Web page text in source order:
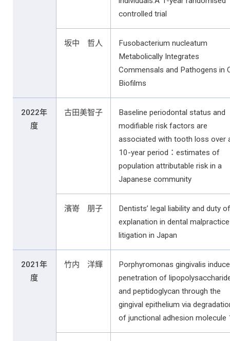
controlled trial
坂中 哲人
Fusobacterium nucleatum
Metabolically Integrates
Commensals and Pathogens in
Biofilms
2022年
度
古田美智子
Baseline periodontal status and
modifiable risk factors are
associated with tooth loss over
10-year period：estimates of
population attributable risk in a
Japanese community
濱嵜 朋子
Dentists’ legal liability and duty of
explanation in dental malpractice
litigation in Japan
2021年
度
竹内 洋輝
Porphyromonas gingivalis
penetration of
and peptidoglycan through the
gingival epithelium via
of junctional adhesion molecule